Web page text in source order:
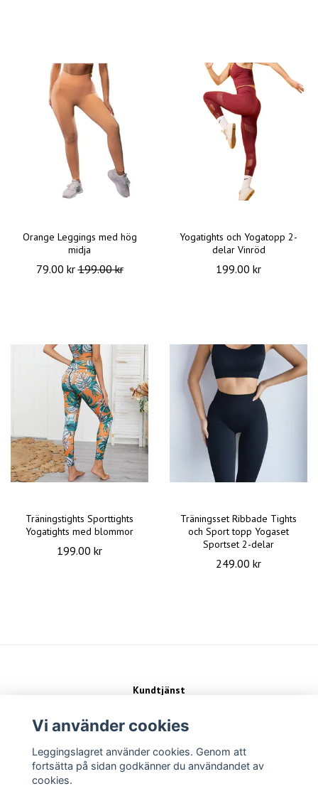
Orange Leggings med hög
midja
79.00 kr199.00 kr
Yogatights och Yogatopp 2-
delar Vinröd
199.00 kr
Träningstights Sporttights
Yogatights med blommor
199.00 kr
Träningsset Ribbade Tights
och Sport topp Yogaset
Sportset 2-delar
249.00 kr
Kundtjänst
Köpvillkor
Sociala medier
Vi använder cookies
Leggingslagret använder cookies. Genom att
fortsätta på sidan godkänner du användandet av
cookies.